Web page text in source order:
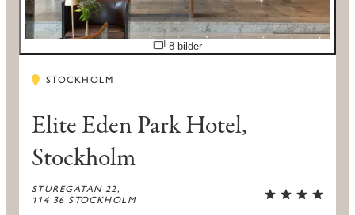
Öppna bildspel
8 bilder
STOCKHOLM
Elite Eden Park Hotel,
Stockholm
STUREGATAN 22,
114 36 STOCKHOLM